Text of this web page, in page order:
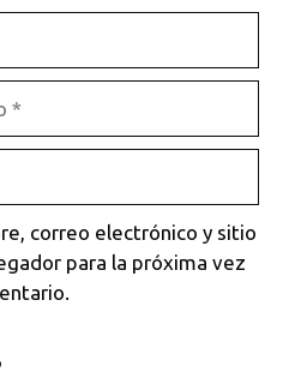
correo electrónico y sitio
para la próxima vez